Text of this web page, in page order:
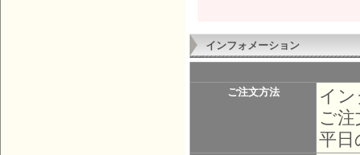
インフォメーション
ご注文方法
イ
ご
平日